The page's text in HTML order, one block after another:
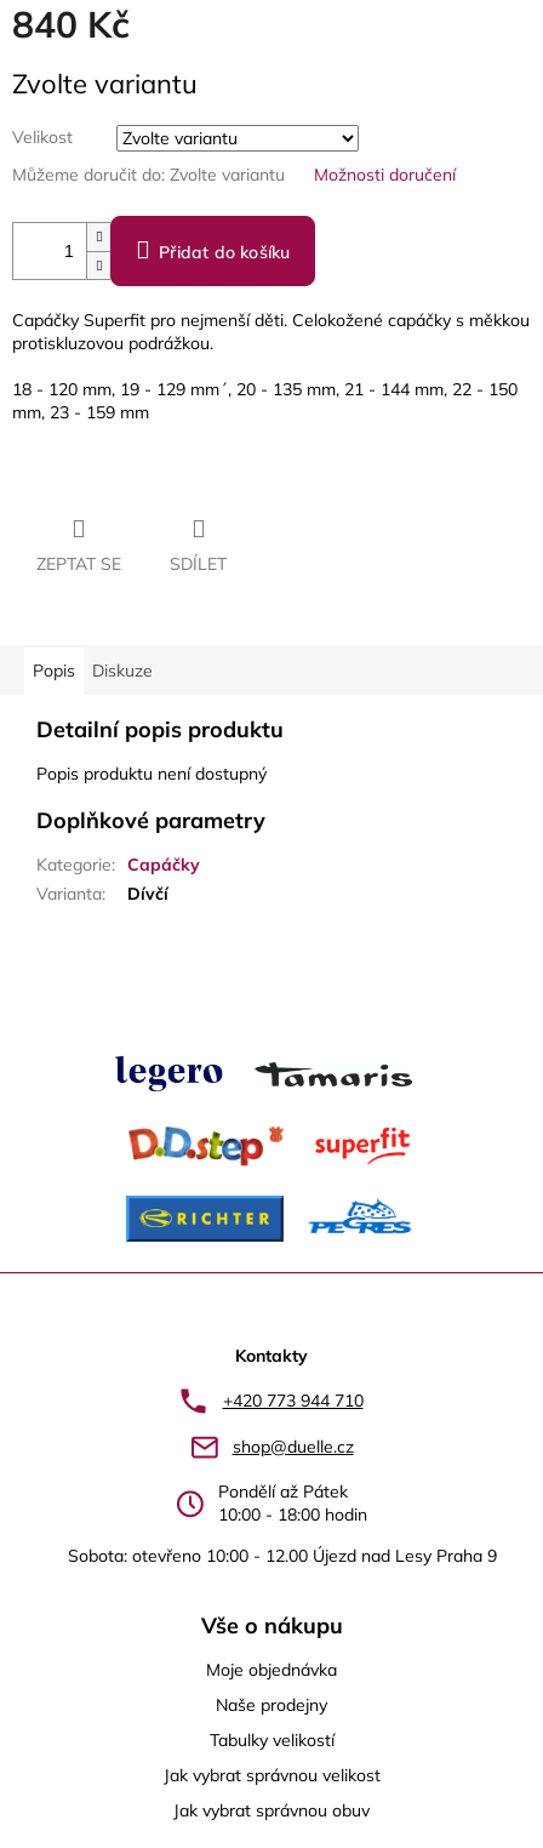
840 Kč
cena:
Zvolte variantu
Velikost
Můžeme doručit do: Zvolte variantu Možnosti doručení
Přidat do košíku
Capáčky Superfit pro nejmenší děti. Celokožené capáčky s měkkou
protiskluzovou podrážkou.
18 - 120 mm, 19 - 129 mm´, 20 - 135 mm, 21 - 144 mm, 22 - 150
mm, 23 - 159 mm
ZEPTAT SE SDÍLET
Popis Diskuze
Detailní popis produktu
Popis produktu není dostupný
Doplňkové parametry
Kategorie: Capáčky
Varianta: Dívčí
Kontakty
+420 773 944 710
shop@duelle.cz
Pondělí až Pátek
10:00 - 18:00 hodin
Sobota: otevřeno 10:00 - 12.00 Újezd nad Lesy Praha 9
Vše o nákupu
Moje objednávka
Naše prodejny
Tabulky velikostí
Jak vybrat správnou velikost
Jak vybrat správnou obuv